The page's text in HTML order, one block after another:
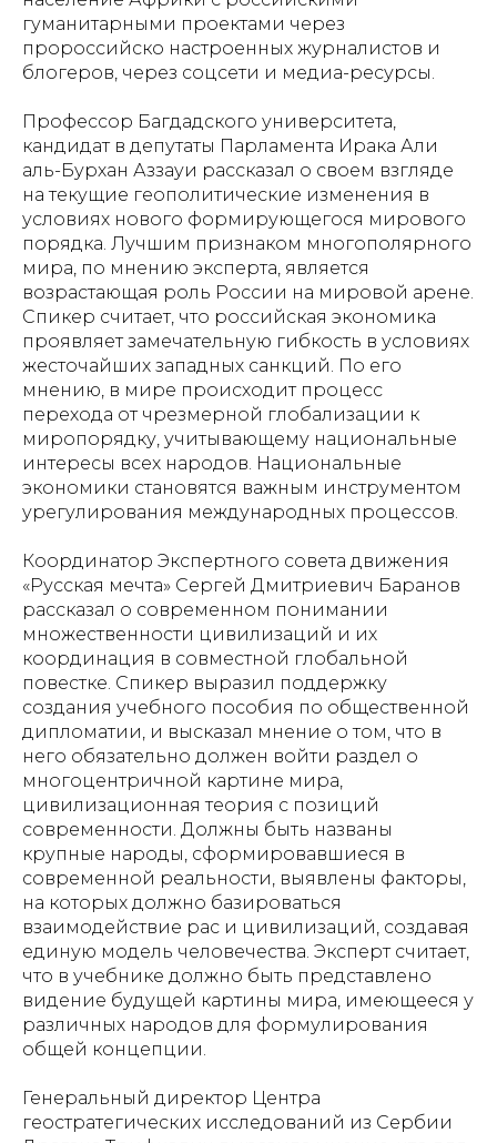
гуманитарными проектами через
пророссийско настроенных журналистов и
блогеров, через соцсети и медиа-ресурсы.
Профессор Багдадского университета,
кандидат в депутаты Парламента Ирака Али
аль-Бурхан Аззауи рассказал о своем взгляде
на текущие геополитические изменения в
условиях нового формирующегося мирового
порядка. Лучшим признаком многополярного
мира, по мнению эксперта, является
возрастающая роль России на мировой арене.
Спикер считает, что российская экономика
проявляет замечательную гибкость в условиях
жесточайших западных санкций. По его
мнению, в мире происходит процесс
перехода от чрезмерной глобализации к
миропорядку, учитывающему национальные
интересы всех народов. Национальные
экономики становятся важным инструментом
урегулирования международных процессов.
Координатор Экспертного совета движения
«Русская мечта» Сергей Дмитриевич Баранов
рассказал о современном понимании
множественности цивилизаций и их
координация в совместной глобальной
повестке. Спикер выразил поддержку
создания учебного пособия по общественной
дипломатии, и высказал мнение о том, что в
него обязательно должен войти раздел о
многоцентричной картине мира,
цивилизационная теория с позиций
современности. Должны быть названы
крупные народы, сформировавшиеся в
современной реальности, выявлены факторы,
на которых должно базироваться
взаимодействие рас и цивилизаций, создавая
единую модель человечества. Эксперт считает,
что в учебнике должно быть представлено
видение будущей картины мира, имеющееся у
различных народов для формулирования
общей концепции.
Генеральный директор Центра
геостратегических исследований из Сербии